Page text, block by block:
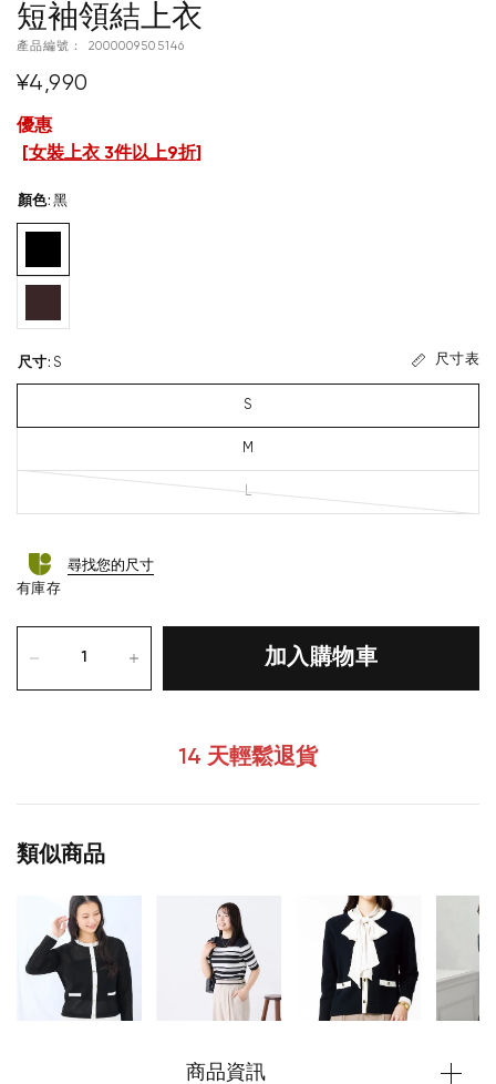
短袖領結上衣
產品編號： 2000009505146
¥4,990
優惠
女裝上衣 3件以上9折]
顏色: 黑
尺寸: S 尺寸表
S
M
L
尋找您的尺寸
有庫存
加入購物車
14 天輕鬆退貨
類似商品
商品資訊
您的購物車目前是空的。